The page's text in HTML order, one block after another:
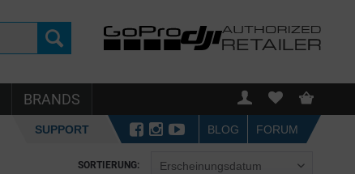
BRANDS
SUPPORT BLOG FORUM
SORTIERUNG: